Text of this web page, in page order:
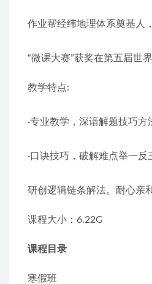
作业帮经纬地理体系奠基人
“微课大赛”获奖在第五届世
教学特点:
·专业教学，深谙解题技巧方
·口诀技巧，破解难点举一反
研创逻辑链条解法。耐心亲
课程大小：6.22G
课程目录
寒假班